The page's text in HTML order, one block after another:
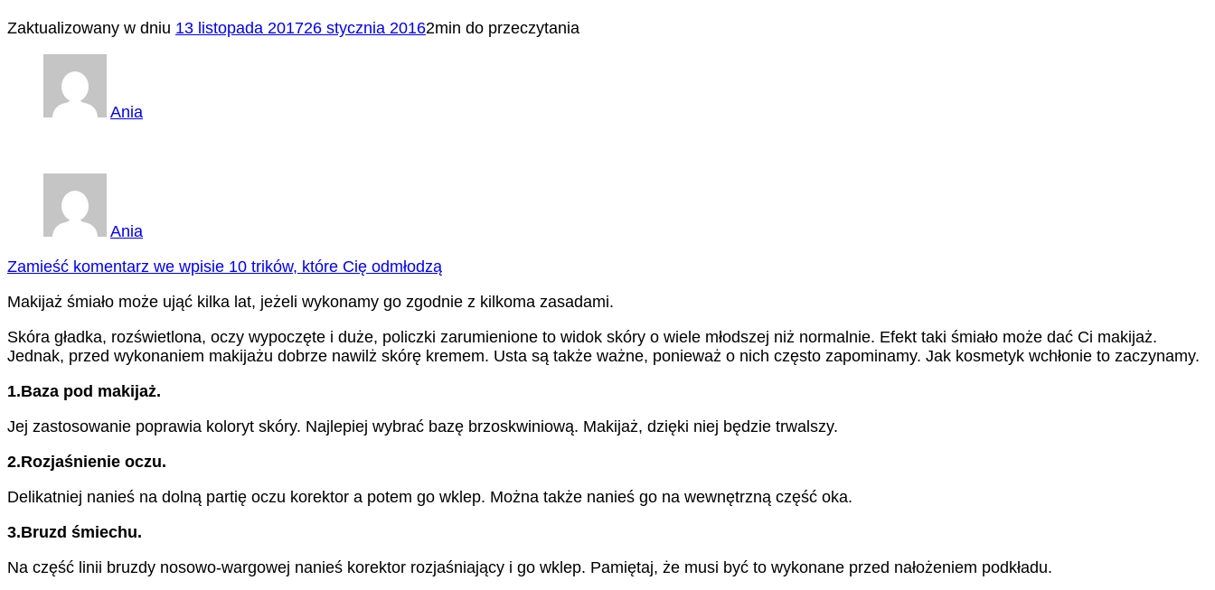
Zaktualizowany w dniu 13 listopada 201726 stycznia 20162min do przeczytania
Ania
Ania
Zamieść komentarz we wpisie 10 trików, które Cię odmłodzą
Makijaż śmiało może ująć kilka lat, jeżeli wykonamy go zgodnie z kilkoma zasadami.
Skóra gładka, rozświetlona, oczy wypoczęte i duże, policzki zarumienione to widok skóry o wiele młodszej niż normalnie. Efekt taki śmiało może dać Ci makijaż.
Jednak, przed wykonaniem makijażu dobrze nawilż skórę kremem. Usta są także ważne, ponieważ o nich często zapominamy. Jak kosmetyk wchłonie to zaczynamy.
1.Baza pod makijaż.
Jej zastosowanie poprawia koloryt skóry. Najlepiej wybrać bazę brzoskwiniową. Makijaż, dzięki niej będzie trwalszy.
2.Rozjaśnienie oczu.
Delikatniej nanieś na dolną partię oczu korektor a potem go wklep. Można także nanieś go na wewnętrzną część oka.
3.Bruzd śmiechu.
Na część linii bruzdy nosowo-wargowej nanieś korektor rozjaśniający i go wklep. Pamiętaj, że musi być to wykonane przed nałożeniem podkładu.